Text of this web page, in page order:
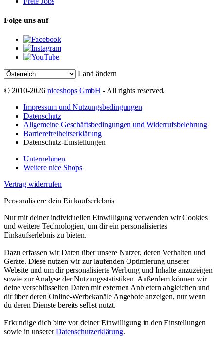
Folge uns auf
Land ändern
© 2010-2026 niceshops GmbH - All rights reserved.
Impressum und Nutzungsbedingungen
Datenschutz
Allgemeine Geschäftsbedingungen und Widerrufsbelehrung
Barrierefreiheitserklärung
Datenschutz-Einstellungen
Unternehmen
Weitere nice Shops
Vertrag widerrufen
Personalisiere dein Einkaufserlebnis
Nur mit deiner individuellen Einwilligung verwenden wir Cookies
und weitere Technologien, um dir ein personalisiertes
Einkaufserlebnis zu bieten.
Dazu erfassen wir Daten über unsere Nutzer, deren Verhalten und
Geräte. Diese nutzen wir zur laufenden Optimierung unserer
Website und um dir personalisierte Werbung und Inhalte anzuzeigen
sowie zur Analyse der Nutzungsstatistiken. Außerdem können wir
deine verschlüsselten Daten mit externen Anbietern abgleichen und
dir über deren Online-Werbekanäle Angebote anzeigen, nur wenn
du deren Dienste bereits selbst nutzt.
Erkundige dich bitte vor deiner Einwilligung in den Einstellungen
sowie in unsererDatenschutzerklärung.